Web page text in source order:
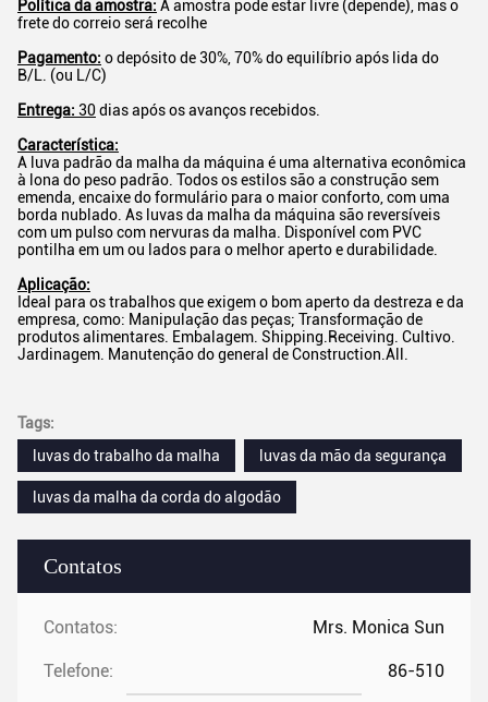
Contatos
Contatos: Mrs. Monica Sun
Telefone: 86-510
Política da amostra: A amostra pode estar livre (depende), mas o
frete do correio será recolhe
Pagamento: o depósito de 30%, 70% do equilíbrio após lida do
B/L. (ou L/C)
Entrega: 30dias após os avanços recebidos.
Característica:
A luva padrão da malha da máquina é uma alternativa econômica
à lona do peso padrão. Todos os estilos são a construção sem
emenda, encaixe do formulário para o maior conforto, com uma
borda nublado. As luvas da malha da máquina são reversíveis
com um pulso com nervuras da malha. Disponível com PVC
pontilha em um ou lados para o melhor aperto e durabilidade.
Aplicação:
Ideal para os trabalhos que exigem o bom aperto da destreza e da
empresa, como: Manipulação das peças; Transformação de
produtos alimentares. Embalagem. Shipping.Receiving. Cultivo.
Jardinagem. Manutenção do general de Construction.All.
Tags:
luvas do trabalho da malha
luvas da mão da segurança
luvas da malha da corda do algodão